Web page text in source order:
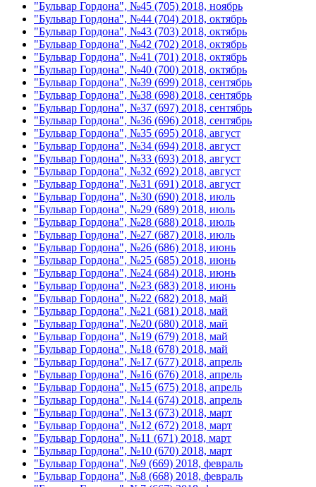
"Бульвар Гордона", №45 (705) 2018, ноябрь
"Бульвар Гордона", №44 (704) 2018, октябрь
"Бульвар Гордона", №43 (703) 2018, октябрь
"Бульвар Гордона", №42 (702) 2018, октябрь
"Бульвар Гордона", №41 (701) 2018, октябрь
"Бульвар Гордона", №40 (700) 2018, октябрь
"Бульвар Гордона", №39 (699) 2018, сентябрь
"Бульвар Гордона", №38 (698) 2018, сентябрь
"Бульвар Гордона", №37 (697) 2018, сентябрь
"Бульвар Гордона", №36 (696) 2018, сентябрь
"Бульвар Гордона", №35 (695) 2018, август
"Бульвар Гордона", №34 (694) 2018, август
"Бульвар Гордона", №33 (693) 2018, август
"Бульвар Гордона", №32 (692) 2018, август
"Бульвар Гордона", №31 (691) 2018, август
"Бульвар Гордона", №30 (690) 2018, июль
"Бульвар Гордона", №29 (689) 2018, июль
"Бульвар Гордона", №28 (688) 2018, июль
"Бульвар Гордона", №27 (687) 2018, июль
"Бульвар Гордона", №26 (686) 2018, июнь
"Бульвар Гордона", №25 (685) 2018, июнь
"Бульвар Гордона", №24 (684) 2018, июнь
"Бульвар Гордона", №23 (683) 2018, июнь
"Бульвар Гордона", №22 (682) 2018, май
"Бульвар Гордона", №21 (681) 2018, май
"Бульвар Гордона", №20 (680) 2018, май
"Бульвар Гордона", №19 (679) 2018, май
"Бульвар Гордона", №18 (678) 2018, май
"Бульвар Гордона", №17 (677) 2018, апрель
"Бульвар Гордона", №16 (676) 2018, апрель
"Бульвар Гордона", №15 (675) 2018, апрель
"Бульвар Гордона", №14 (674) 2018, апрель
"Бульвар Гордона", №13 (673) 2018, март
"Бульвар Гордона", №12 (672) 2018, март
"Бульвар Гордона", №11 (671) 2018, март
"Бульвар Гордона", №10 (670) 2018, март
"Бульвар Гордона", №9 (669) 2018, февраль
"Бульвар Гордона", №8 (668) 2018, февраль